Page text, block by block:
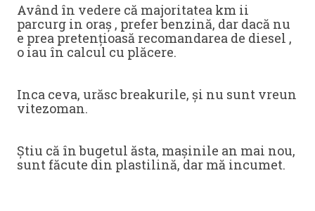
Având în vedere că majoritatea km ii
parcurg in oraș , prefer benzină, dar dacă nu
e prea pretențioasă recomandarea de diesel ,
o iau în calcul cu plăcere.
Inca ceva, urăsc breakurile, și nu sunt vreun
vitezoman.
Știu că în bugetul ăsta, mașinile an mai nou,
sunt făcute din plastilină, dar mă incumet.